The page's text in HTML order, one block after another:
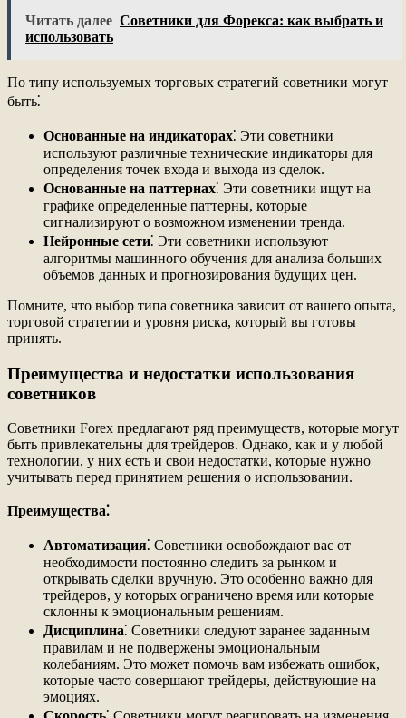
Читать далее Советники для Форекса: как выбрать и
использовать
По типу используемых торговых стратегий советники могут
быть⁚
Основанные на индикаторах⁚ Эти советники
используют различные технические индикаторы для
определения точек входа и выхода из сделок.
Основанные на паттернах⁚ Эти советники ищут на
графике определенные паттерны, которые
сигнализируют о возможном изменении тренда.
Нейронные сети⁚ Эти советники используют
алгоритмы машинного обучения для анализа больших
объемов данных и прогнозирования будущих цен.
Помните, что выбор типа советника зависит от вашего опыта,
торговой стратегии и уровня риска, который вы готовы
принять.
Преимущества и недостатки использования
советников
Советники Forex предлагают ряд преимуществ, которые могут
быть привлекательны для трейдеров. Однако, как и у любой
технологии, у них есть и свои недостатки, которые нужно
учитывать перед принятием решения о использовании.
Преимущества⁚
Автоматизация⁚ Советники освобождают вас от
необходимости постоянно следить за рынком и
открывать сделки вручную. Это особенно важно для
трейдеров, у которых ограничено время или которые
склонны к эмоциональным решениям.
Дисциплина⁚ Советники следуют заранее заданным
правилам и не подвержены эмоциональным
колебаниям. Это может помочь вам избежать ошибок,
которые часто совершают трейдеры, действующие на
эмоциях.